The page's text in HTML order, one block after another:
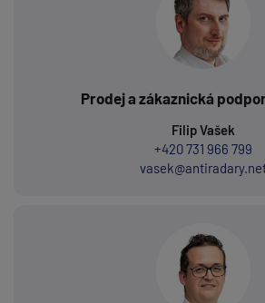
Prodej a zákaznická
Filip Vašek
+420 731 966 799